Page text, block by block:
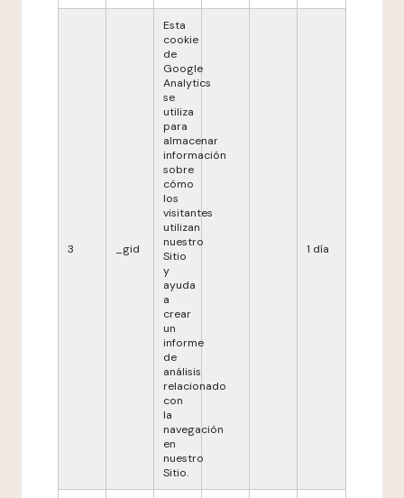
3 _gid
Esta
cookie
de
Google
Analytics
se
utiliza
para
almacenar
información
sobre
cómo
los
visitantes
utilizan
nuestro
Sitio
y
ayuda
a
crear
un
informe
de
análisis
relacionado
con
la
navegación
en
nuestro
Sitio.
1 día